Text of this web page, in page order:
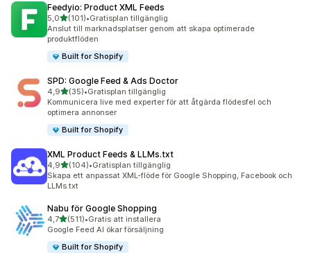
Feedyio: Product XML Feeds
5,0av 5 stjärnor
(101)
101 recensioner totalt
•Gratisplan tillgänglig
Anslut till marknadsplatser genom att skapa optimerade
produktflöden
Built for Shopify
SPD: Google Feed & Ads Doctor
4,9av 5 stjärnor
(35)
35 recensioner totalt
•Gratisplan tillgänglig
Kommunicera live med experter för att åtgärda flödesfel och
optimera annonser
Built for Shopify
XML Product Feeds & LLMs.txt
4,9av 5 stjärnor
(104)
104 recensioner totalt
•Gratisplan tillgänglig
Skapa ett anpassat XML-flöde för Google Shopping, Facebook och
LLMs.txt
Nabu för Google Shopping
4,7av 5 stjärnor
(511)
511 recensioner totalt
•Gratis att installera
Google Feed AI ökar försäljning
Built for Shopify